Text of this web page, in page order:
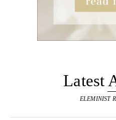
Latest
ELEMINIST